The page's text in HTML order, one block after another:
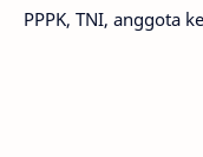
PPPK, TNI, anggota